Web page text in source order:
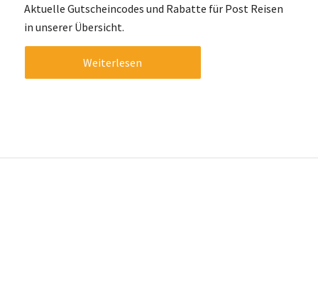
Aktuelle Gutscheincodes und Rabatte für Post Reisen
in unserer Übersicht.
Weiterlesen